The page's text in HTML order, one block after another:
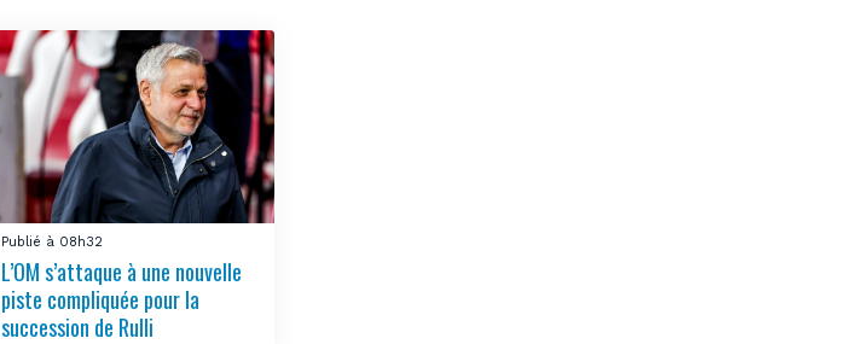
Publié à 08h32
L’OM s’attaque à une nouvelle
piste compliquée pour la
succession de Rulli